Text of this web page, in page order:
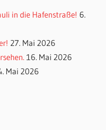
in die Hafenstraße! 6.
27. Mai 2026
16. Mai 2026
Mai 2026